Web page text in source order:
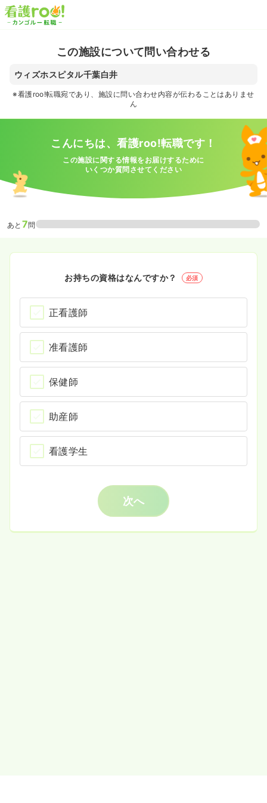
この施設について問い合わせる
ウィズホスピタル千葉白井
※看護roo!転職宛であり、施設に問い合わせ内容が伝わることはありませ
ん
こんにちは、看護roo!転職です！
この施設に関する情報をお届けするために
いくつか質問させてください
あと 7問
お持ちの資格はなんですか？ 必須
正看護師
准看護師
保健師
助産師
看護学生
次へ